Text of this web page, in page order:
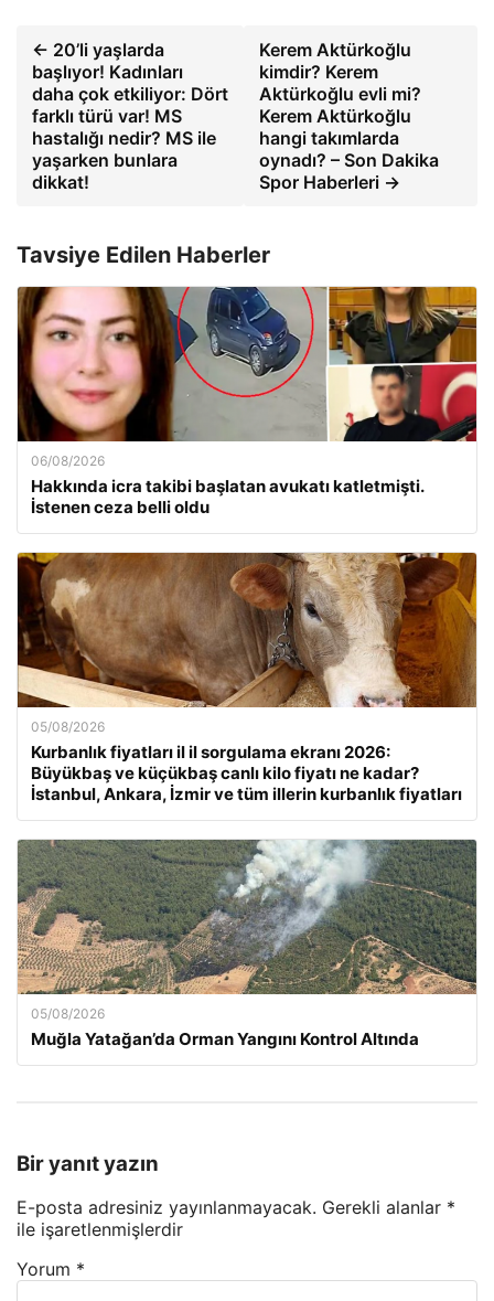
← 20’li yaşlarda
başlıyor! Kadınları
daha çok etkiliyor: Dört
farklı türü var! MS
hastalığı nedir? MS ile
yaşarken bunlara
dikkat!
Kerem Aktürkoğlu
kimdir? Kerem
Aktürkoğlu evli mi?
Kerem Aktürkoğlu
hangi takımlarda
oynadı? – Son Dakika
Spor Haberleri →
Tavsiye Edilen Haberler
06/08/2026
Hakkında icra takibi başlatan avukatı katletmişti.
İstenen ceza belli oldu
05/08/2026
Kurbanlık fiyatları il il sorgulama ekranı 2026:
Büyükbaş ve küçükbaş canlı kilo fiyatı ne kadar?
İstanbul, Ankara, İzmir ve tüm illerin kurbanlık fiyatları
05/08/2026
Muğla Yatağan’da Orman Yangını Kontrol Altında
Bir yanıt yazın
E-posta adresiniz yayınlanmayacak. Gerekli alanlar *
ile işaretlenmişlerdir
Yorum *